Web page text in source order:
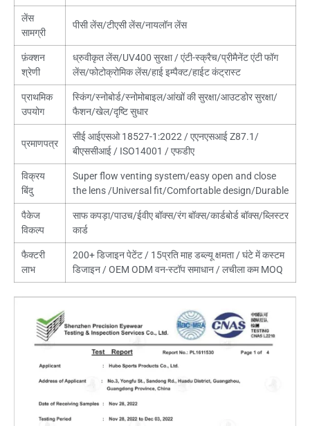
लेंस
सामग्री
पीसी लेंस/टीएसी लेंस/नायलॉन लेंस
फ़ंक्शन
श्रेणी
ध्रुवीकृत लेंस/UV400 सुरक्षा / एंटी-स्क्रैच/प्रीमैनेंट एंटी फॉग
लेंस/फोटोक्रोमिक लेंस/हाई इम्पैक्ट/हाईट कंट्रास्ट
प्राथमिक
उपयोग
स्किंग/स्नोबोर्ड/स्नोमोबाइल/आंखों की सुरक्षा/आउटडोर सुरक्षा/
फैशन/खेल/दृष्टि सुधार
प्रमाणपत्र
सीई आईएसओ 18527-1:2022 / एएनएसआई Z87.1/
बीएससीआई / ISO14001 / एफडीए
विक्रय
बिंदु
Super flow venting system/easy open and close
the lens /Universal fit/Comfortable design/Durable
पैकेज
विकल्प
साफ कपड़ा/पाउच/ईवीए बॉक्स/रंग बॉक्स/कार्डबोर्ड बॉक्स/ब्लिस्टर
कार्ड
फैक्टरी
लाभ
200+ डिजाइन पेटेंट / 15प्रति माह डब्ल्यू क्षमता / घंटे में कस्टम
डिजाइन / OEM ODM वन-स्टॉप समाधान / लचीला कम MOQ